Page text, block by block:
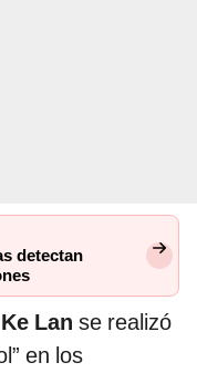
detectan
Ke Lan se realizó
en los